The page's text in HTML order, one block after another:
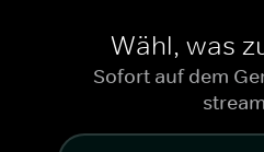
Wähl, was
Sofort auf dem